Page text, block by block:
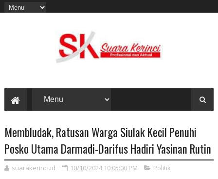
Membludak, Ratusan Warga Siulak Kecil Penuhi
Posko Utama Darmadi-Darifus Hadiri Yasinan Rutin
suarakerinci.id 10/10/2024 10:05:00 PM Politik